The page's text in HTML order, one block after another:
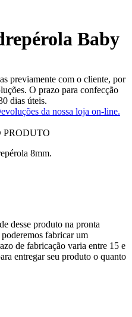
Baby
previamente com o cliente, por
O prazo para confecção
dias úteis.
da nossa loja on-line.
PRODUTO
8mm.
desse produto na pronta
fabricar um
de fabricação varia entre 15 e
entregar seu produto o quanto